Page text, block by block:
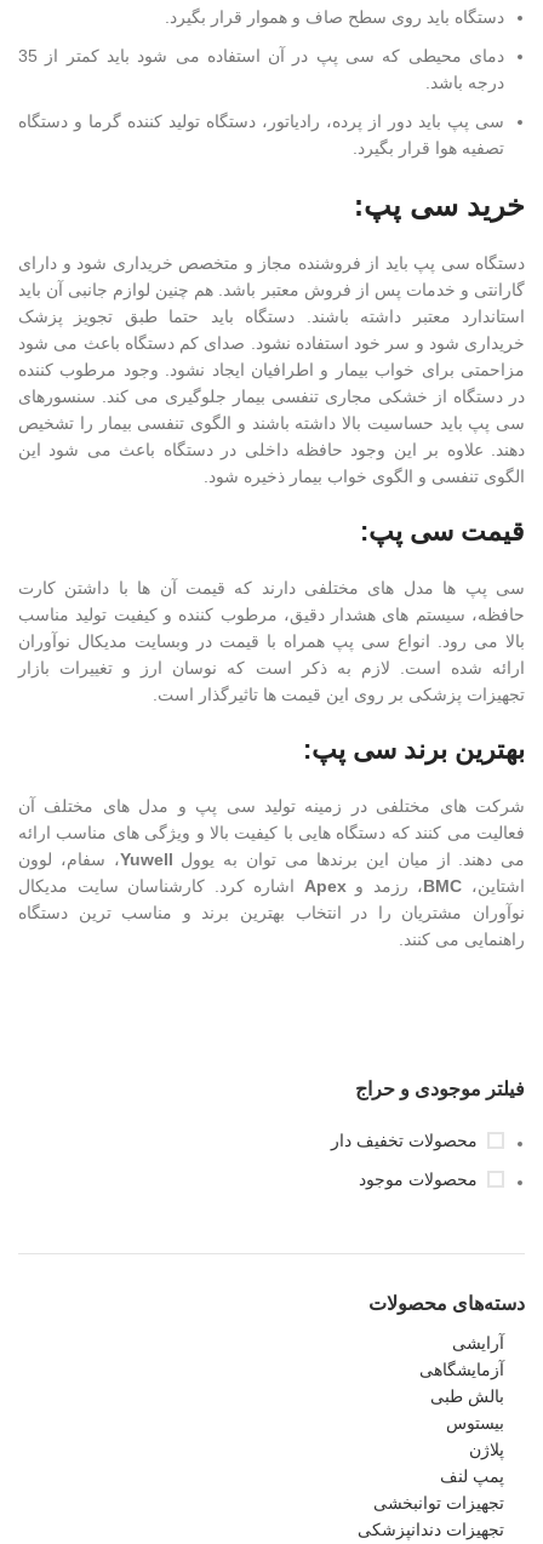
فیلتر موجودی و حراج
محصولات تخفیف دار
محصولات موجود
دسته‌های محصولات
آرایشی
آزمایشگاهی
بالش طبی
بیستوس
پلاژن
پمپ لنف
تجهیزات توانبخشی
تجهیزات دندانپزشکی
دستگاه باید روی سطح صاف و هموار قرار بگیرد.
دمای محیطی که سی پپ در آن استفاده می شود باید کمتر از 35
درجه باشد.
سی پپ باید دور از پرده، رادیاتور، دستگاه تولید کننده گرما و دستگاه
تصفیه هوا قرار بگیرد.
خرید سی پپ:
دستگاه سی پپ باید از فروشنده مجاز و متخصص خریداری شود و دارای
گارانتی و خدمات پس از فروش معتبر باشد. هم چنین لوازم جانبی آن باید
استاندارد معتبر داشته باشند. دستگاه باید حتما طبق تجویز پزشک
خریداری شود و سر خود استفاده نشود. صدای کم دستگاه باعث می شود
مزاحمتی برای خواب بیمار و اطرافیان ایجاد نشود. وجود مرطوب کننده
در دستگاه از خشکی مجاری تنفسی بیمار جلوگیری می کند. سنسورهای
سی پپ باید حساسیت بالا داشته باشند و الگوی تنفسی بیمار را تشخیص
دهند. علاوه بر این وجود حافظه داخلی در دستگاه باعث می شود این
الگوی تنفسی و الگوی خواب بیمار ذخیره شود.
قیمت سی پپ:
سی پپ ها مدل های مختلفی دارند که قیمت آن ها با داشتن کارت
حافظه، سیستم های هشدار دقیق، مرطوب کننده و کیفیت تولید مناسب
بالا می رود. انواع سی پپ همراه با قیمت در وبسایت مدیکال نوآوران
ارائه شده است. لازم به ذکر است که نوسان ارز و تغییرات بازار
تجهیزات پزشکی بر روی این قیمت ها تاثیرگذار است.
بهترین برند سی پپ:
شرکت های مختلفی در زمینه تولید سی پپ و مدل های مختلف آن
فعالیت می کنند که دستگاه هایی با کیفیت بالا و ویژگی های مناسب ارائه
می دهند. از میان این برندها می توان به یوول Yuwell، سفام، لوون
اشتاین، BMC، رزمد وApex اشاره کرد. کارشناسان سایت مدیکال
نوآوران مشتریان را در انتخاب بهترین برند و مناسب ترین دستگاه
راهنمایی می کنند.